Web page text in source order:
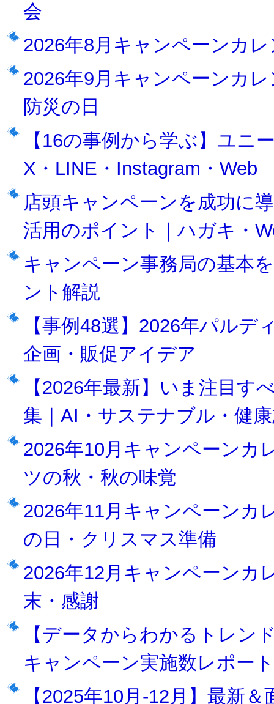
会
2026年8月キャンペーンカ
2026年9月キャンペーンカ
防災の日
【16の事例から学ぶ】ユニ
X・LINE・Instagram・Web
店頭キャンペーンを成功に
活用のポイント｜ハガキ・
キャンペーン事務局の基本
ント解説
【事例48選】2026年パル
企画・販促アイデア
【2026年最新】いま注目す
集｜AI・サステナブル・健
2026年10月キャンペーンカ
ツの秋・秋の味覚
2026年11月キャンペーンカ
の日・クリスマス準備
2026年12月キャンペーンカ
末・感謝
【データからわかるトレン
キャンペーン実施数レポート
【2025年10月-12月】最新